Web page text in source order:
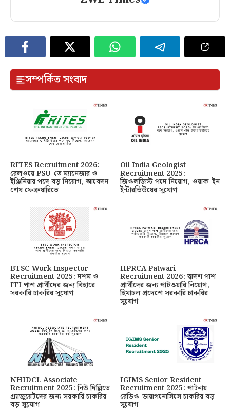
সম্পর্কিত সংবাদ
RITES Recruitment 2026:
রেলওয়ে PSU-তে ম্যানেজার ও
ইঞ্জিনিয়ার পদে বড় নিয়োগ, আবেদন
শেষ ফেব্রুয়ারিতে
Oil India Geologist
Recruitment 2025:
জিওলজিস্ট পদে নিয়োগ, ওয়াক-ইন
ইন্টারভিউয়ের সুযোগ
BTSC Work Inspector
Recruitment 2025: দশম ও
ITI পাশ প্রার্থীদের জন্য বিহারে
সরকারি চাকরির সুযোগ
HPRCA Patwari
Recruitment 2026: দ্বাদশ পাশ
প্রার্থীদের জন্য পাটওয়ারি নিয়োগ,
হিমাচল প্রদেশে সরকারি চাকরির
সুযোগ
NHIDCL Associate
Recruitment 2025: নিউ দিল্লিতে
গ্র্যাজুয়েটদের জন্য সরকারি চাকরির
বড় সুযোগ
IGIMS Senior Resident
Recruitment 2025: পাটনায়
রেডিও-ডায়াগনোসিসে চাকরির বড়
সুযোগ